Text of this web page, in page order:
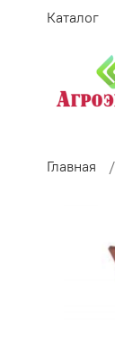
Каталог
Главная